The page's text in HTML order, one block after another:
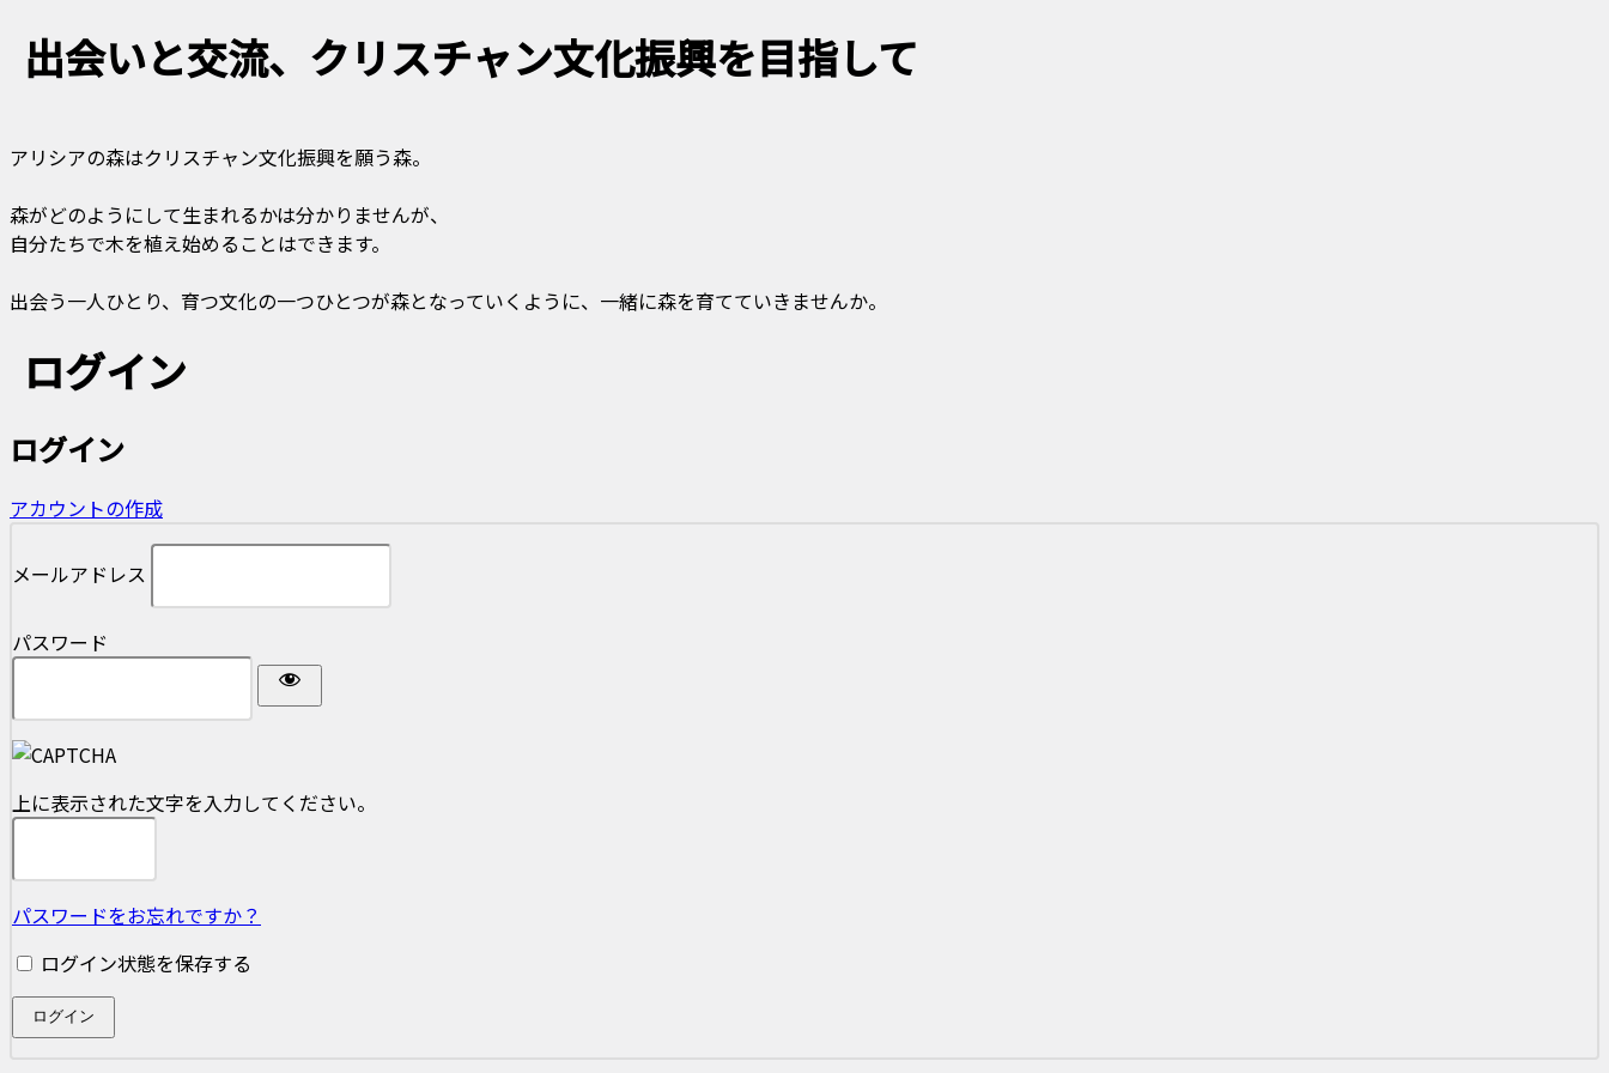
出会いと交流、クリスチャン文化振興を目指して
アリシアの森はクリスチャン文化振興を願う森。
森がどのようにして生まれるかは分かりませんが、
自分たちで木を植え始めることはできます。
出会う一人ひとり、育つ文化の一つひとつが森となっていくように、一緒に森を育てていきませんか。
ログイン
ログイン
アカウントの作成
メールアドレス
パスワード
上に表示された文字を入力してください。
パスワードをお忘れですか？
ログイン状態を保存する